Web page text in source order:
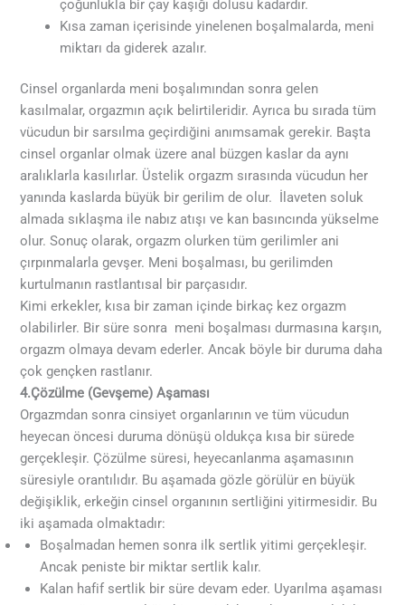
çoğunlukla bir çay kaşığı dolusu kadardır.
Kısa zaman içerisinde yinelenen boşalmalarda, meni
miktarı da giderek azalır.
Cinsel organlarda meni boşalımından sonra gelen
kasılmalar, orgazmın açık belirtileridir. Ayrıca bu sırada tüm
vücudun bir sarsılma geçirdiğini anımsamak gerekir. Başta
cinsel organlar olmak üzere anal büzgen kaslar da aynı
aralıklarla kasılırlar. Üstelik orgazm sırasında vücudun her
yanında kaslarda büyük bir gerilim de olur. İlaveten soluk
almada sıklaşma ile nabız atışı ve kan basıncında yükselme
olur. Sonuç olarak, orgazm olurken tüm gerilimler ani
çırpınmalarla gevşer. Meni boşalması, bu gerilimden
kurtulmanın rastlantısal bir parçasıdır.
Kimi erkekler, kısa bir zaman içinde birkaç kez orgazm
olabilirler. Bir süre sonra meni boşalması durmasına karşın,
orgazm olmaya devam ederler. Ancak böyle bir duruma daha
çok gençken rastlanır.
4.Çözülme (Gevşeme) Aşaması
Orgazmdan sonra cinsiyet organlarının ve tüm vücudun
heyecan öncesi duruma dönüşü oldukça kısa bir sürede
gerçekleşir. Çözülme süresi, heyecanlanma aşamasının
süresiyle orantılıdır. Bu aşamada gözle görülür en büyük
değişiklik, erkeğin cinsel organının sertliğini yitirmesidir. Bu
iki aşamada olmaktadır:
Boşalmadan hemen sonra ilk sertlik yitimi gerçekleşir.
Ancak peniste bir miktar sertlik kalır.
Kalan hafif sertlik bir süre devam eder. Uyarılma aşaması